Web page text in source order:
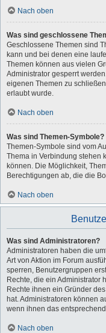
Nach oben
Was sind geschlossene
Geschlossene Themen sind
kann und bei denen eine
Themen können aus vielen
Administrator gesperrt
eigenen Themen zu
erlaubt wurde.
Nach oben
Was sind Themen-Symbole?
Themen-Symbole sind vom
Thema in Verbindung stehen
können. Die Möglichkeit,
Berechtigungen ab, die die
Nach oben
Was sind Administratoren?
Administratoren haben die
Art von Aktion im Forum
sperren, Benutzergruppen
Rechte, die ein Administrator
Rechte ihnen ein Gründer
hat. Administratoren können
wenn ihnen das
Nach oben